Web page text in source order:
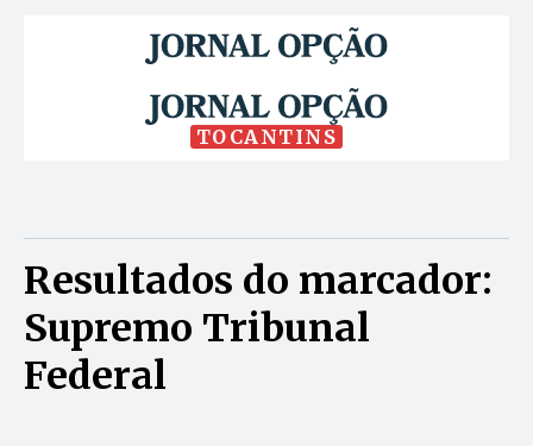
TOCANTINS
Resultados do marcador:
Supremo Tribunal
Federal